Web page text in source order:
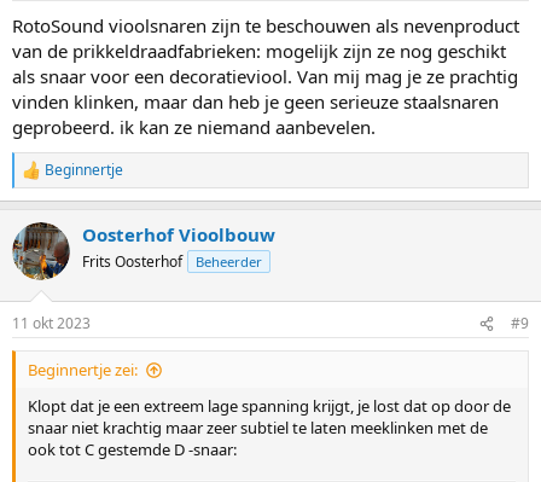
RotoSound vioolsnaren zijn te beschouwen als nevenproduct
van de prikkeldraadfabrieken: mogelijk zijn ze nog geschikt
als snaar voor een decoratieviool. Van mij mag je ze prachtig
vinden klinken, maar dan heb je geen serieuze staalsnaren
geprobeerd. ik kan ze niemand aanbevelen.
W
a
r
d
e
n
g
Beginnertje
Oosterhof Vioolbouw
Frits Oosterhof Beheerder
11 okt 2023 #9
Beginnertje zei:
Klopt dat je een extreem lage spanning krijgt, je lost dat op door de
snaar niet krachtig maar zeer subtiel te laten meeklinken met de
ook tot C gestemde D -snaar: